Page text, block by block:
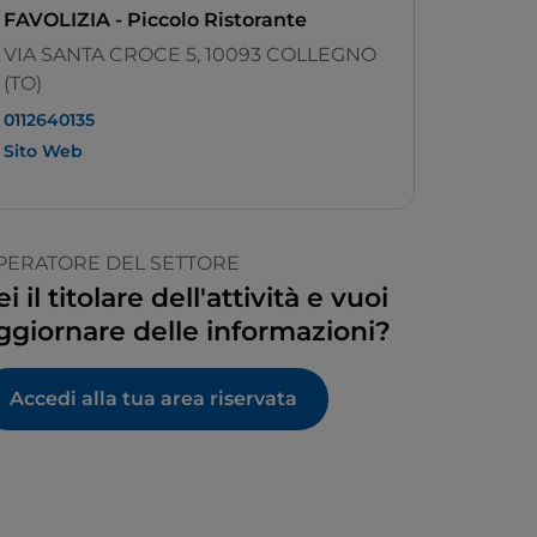
FAVOLIZIA - Piccolo Ristorante
VIA SANTA CROCE 5, 10093 COLLEGNO
(TO)
0112640135
Sito Web
DEL SETTORE
il titolare dell'attività e vuoi
delle informazioni?
Accedi alla tua area riservata